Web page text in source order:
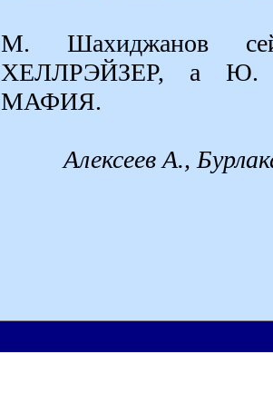
М. Шахиджанов
ХЕЛЛРЭЙЗЕР, а Ю.
МАФИЯ.
Алексеев А.,